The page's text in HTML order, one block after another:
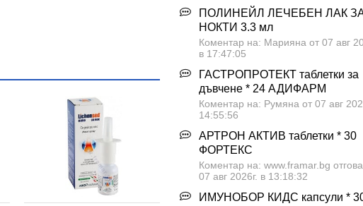
ПОЛИНЕЙЛ ЛЕЧЕБЕН ЛАК
НОКТИ 3.3 мл
Коментар на: Марияна от 07 авг
в 17:47:05
ГАСТРОПРОТЕКТ таблетки за
дъвчене * 24 АДИФАРМ
Коментар на: Румяна от 07 авг
14:55:56
АРТРОН АКТИВ таблетки * 30
ФОРТЕКС
Коментар на: www.framar.bg
07 авг 2026г. в 13:18:32
ИМУНОБОР КИДС капсули *